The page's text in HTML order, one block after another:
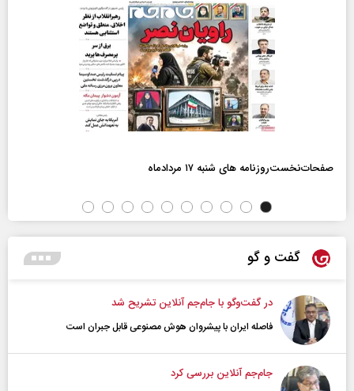
صفحات‌نخست‌روزنامه ها‌ی شنبه ۱۷ مردادماه
گفت و گو
در گفت‌و‌گو با جام‌جم آنلاین تشریح شد
فاصله ایران با پیشرو‌ان هوش مصنوعی قابل جبران است
جام‌جم آنلاین بررسی کرد